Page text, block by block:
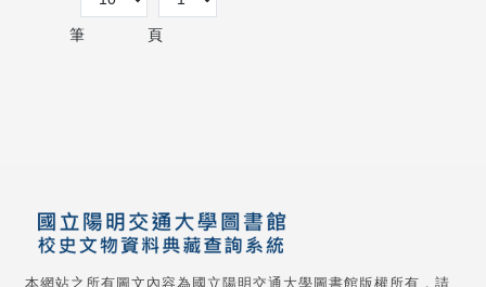
筆 頁
本網站之所有圖文內容為國立陽明交通大學圖書館版權所有，請